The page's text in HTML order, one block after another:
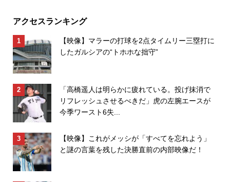
アクセスランキング
【映像】マラーの打球を2点タイムリー三塁打に
したガルシアの“トホホな拙守”
「高橋遥人は明らかに疲れている。投げ抹消で
リフレッシュさせるべきだ」虎の左腕エースが
今季ワースト6失...
【映像】これがメッシが「すべてを忘れよう」
と謎の言葉を残した決勝直前の内部映像だ！